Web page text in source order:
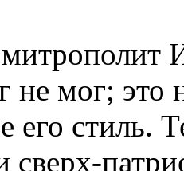
не мог; это
его стиль.
сверх-